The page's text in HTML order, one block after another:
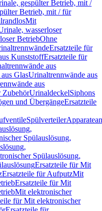
gespülter Betrieb, mit /
Betrieb, mit / für
Mit
wasserloser
BetriebOhne
Ersatzteile für
KunststoffErsatzteile für
aus
GlasUrinaltrennwände aus
aus
ZubehörUrinaldeckelSiphons
und ÜbergängeErsatzteile
Spülverteiler
Spülauslösung,
Spülauslösung,
Ersatzteile für Mit
Ersatzteile für AufputzMit
Ersatzteile für Mit
Mit elektronischer
für Mit elektronischer